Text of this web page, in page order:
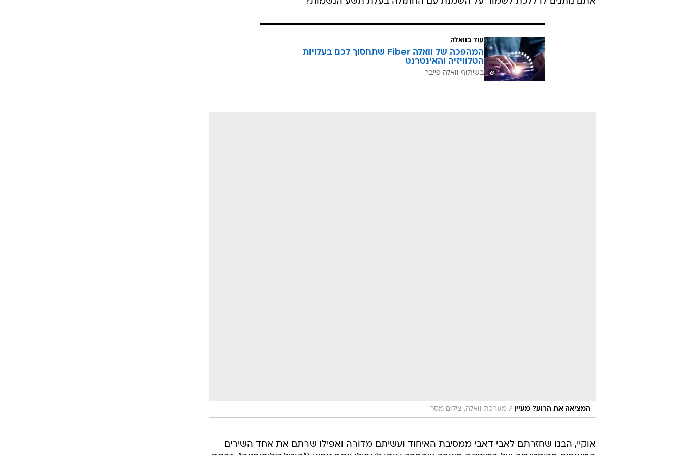
עוד בוואלה
המהפכה של וואלה Fiber שתחסוך לכם בעלויות
הטלוויזיה והאינטרנט
בשיתוף וואלה פייבר
המציאה את הרוע? מעיין / מערכת וואלה, צילום מסך
אוקיי, הבנו שחזרתם לאבי דאבי ממסיבת האיחוד ועשיתם מדורה ואפילו שרתם את אחד השירים